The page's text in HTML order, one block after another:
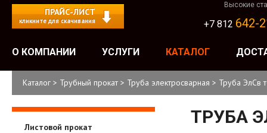
ПРАЙС-ЛИСТ
кликните для скачивания
Высокие
+7 812 642-
О КОМПАНИИ УСЛУГИ КАТАЛОГ
Каталог > Трубный прокат > Труба электросварная > Труба ЭлСв
Листовой прокат
ТРУБА